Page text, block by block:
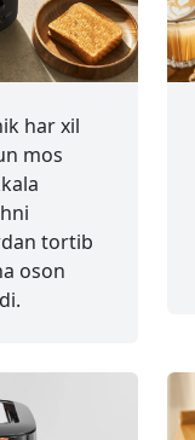
har xil
mos
tortib
oson